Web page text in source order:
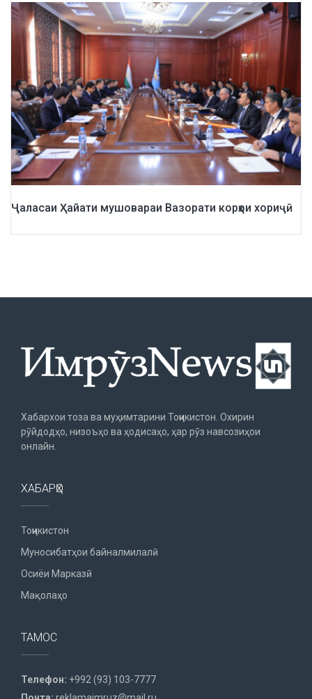
Ҷаласаи Ҳайати мушовараи Вазорати корҳои хориҷӣ
Хабархои тоза ва муҳимтарини Тоҷикистон. Охирин
рӯйдодҳо, низоъҳо ва ҳодисаҳо, ҳар рӯз навсозиҳои
онлайн.
ХАБАРҲО
Тоҷикистон
Муносибатҳои байналмилалӣ
Осиёи Марказӣ
Мақолаҳо
ТАМОС
Телефон: +992 (93) 103-7777